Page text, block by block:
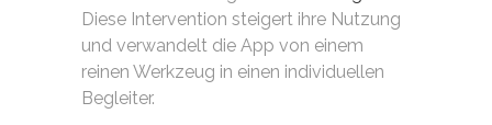
Diese Intervention steigert ihre Nutzung
und verwandelt die App von einem
reinen Werkzeug in einen individuellen
Begleiter.